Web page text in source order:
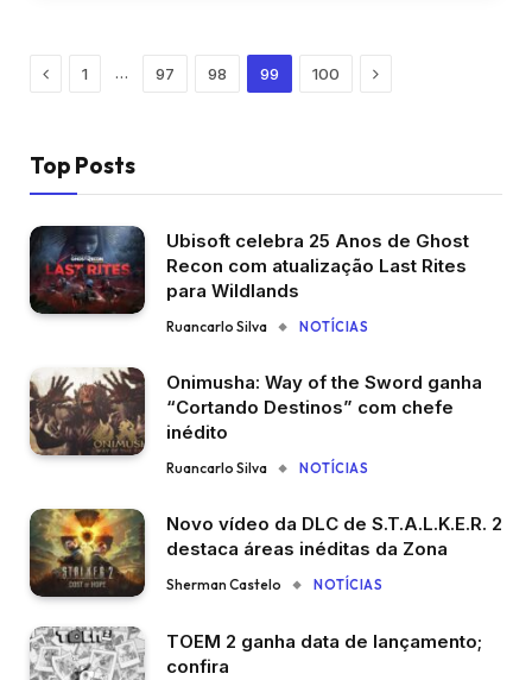
Previous
1 … 97 98 99 100 Next
Top Posts
Ubisoft celebra 25 Anos de Ghost
Recon com atualização Last Rites
para Wildlands
Ruancarlo Silva NOTÍCIAS
Onimusha: Way of the Sword ganha
“Cortando Destinos” com chefe
inédito
Ruancarlo Silva NOTÍCIAS
Novo vídeo da DLC de S.T.A.L.K.E.R. 2
destaca áreas inéditas da Zona
Sherman Castelo NOTÍCIAS
TOEM 2 ganha data de lançamento;
confira